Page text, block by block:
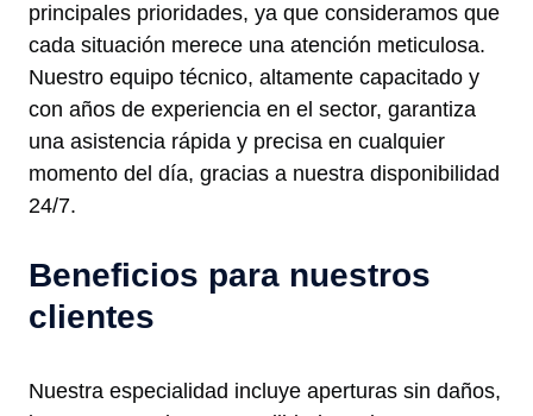
principales prioridades, ya que consideramos que
cada situación merece una atención meticulosa.
Nuestro equipo técnico, altamente capacitado y
con años de experiencia en el sector, garantiza
una asistencia rápida y precisa en cualquier
momento del día, gracias a nuestra disponibilidad
24/7.
Beneficios para nuestros
clientes
Nuestra especialidad incluye aperturas sin daños,